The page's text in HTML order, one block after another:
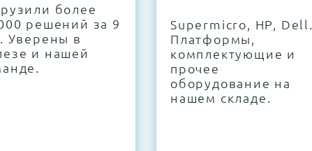
более
решений за 9
Уверены в
и нашей
Supermicro, HP, Dell.
Платформы,
комплектующие и
прочее
оборудование на
нашем складе.